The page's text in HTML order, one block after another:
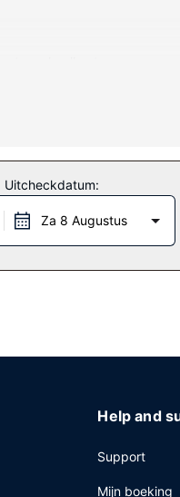
digitale zenders, terwijl je
steakhouse met een bar/
Uitcheckdatum:
Za 8 Augustus
Help and
Support
Mijn boeking